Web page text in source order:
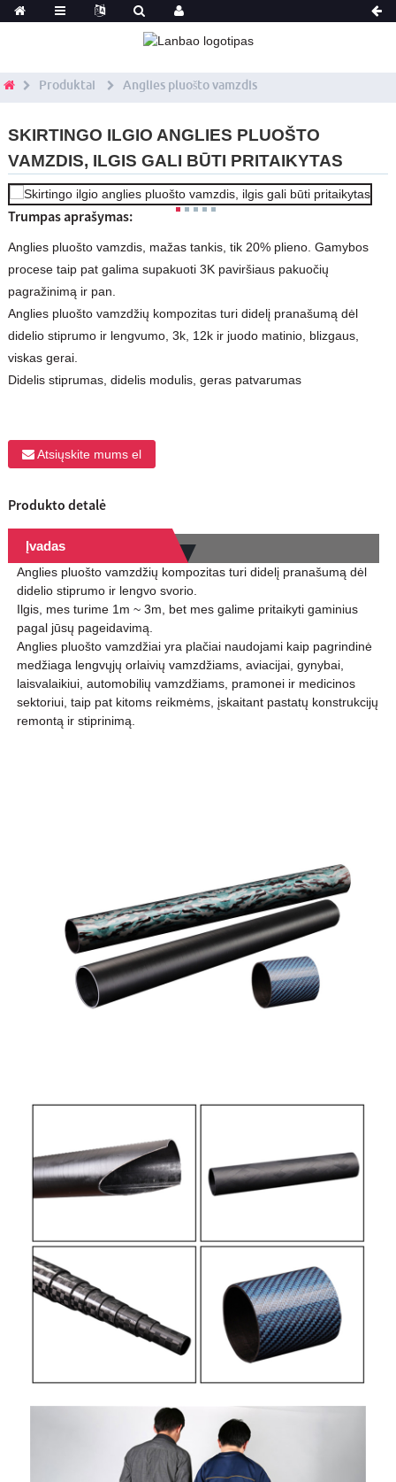
Produktai Anglies pluošto vamzdis
SKIRTINGO ILGIO ANGLIES PLUOŠTO
VAMZDIS, ILGIS GALI BŪTI PRITAIKYTAS
Trumpas aprašymas:
Anglies pluošto vamzdis, mažas tankis, tik 20% plieno. Gamybos
procese taip pat galima supakuoti 3K paviršiaus pakuočių
pagražinimą ir pan.
Anglies pluošto vamzdžių kompozitas turi didelį pranašumą dėl
didelio stiprumo ir lengvumo, 3k, 12k ir juodo matinio, blizgaus,
viskas gerai.
Didelis stiprumas, didelis modulis, geras patvarumas
Atsiųskite mums el
Produkto detalė
Įvadas
Anglies pluošto vamzdžių kompozitas turi didelį pranašumą dėl
didelio stiprumo ir lengvo svorio.
Ilgis, mes turime 1m ~ 3m, bet mes galime pritaikyti gaminius
pagal jūsų pageidavimą.
Anglies pluošto vamzdžiai yra plačiai naudojami kaip pagrindinė
medžiaga lengvųjų orlaivių vamzdžiams, aviacijai, gynybai,
laisvalaikiui, automobilių vamzdžiams, pramonei ir medicinos
sektoriui, taip pat kitoms reikmėms, įskaitant pastatų konstrukcijų
remontą ir stiprinimą.